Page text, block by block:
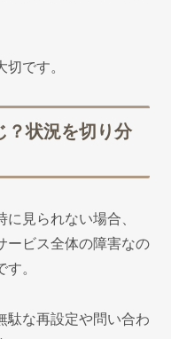
です。
？状況を切り分
見られない場合、
ービス全体の障害なの
。
駄な再設定や問い合わ